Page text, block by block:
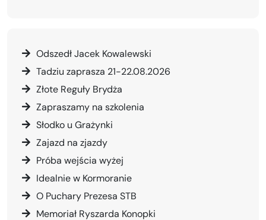
Odszedł Jacek Kowalewski
Tadziu zaprasza 21-22.08.2026
Złote Reguły Brydża
Zapraszamy na szkolenia
Słodko u Grażynki
Zajazd na zjazdy
Próba wejścia wyżej
Idealnie w Kormoranie
O Puchary Prezesa STB
Memoriał Ryszarda Konopki